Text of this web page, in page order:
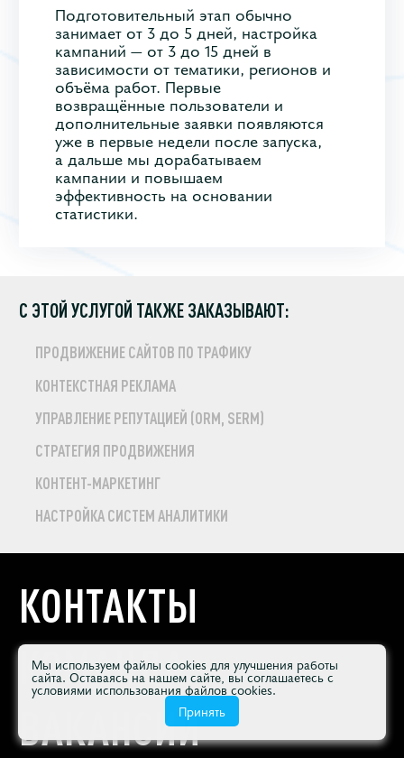
Подготовительный этап обычно
занимает от 3 до 5 дней, настройка
кампаний — от 3 до 15 дней в
зависимости от тематики, регионов и
объёма работ. Первые
возвращённые пользователи и
дополнительные заявки появляются
уже в первые недели после запуска,
а дальше мы дорабатываем
кампании и повышаем
эффективность на основании
статистики.
С ЭТОЙ УСЛУГОЙ ТАКЖЕ ЗАКАЗЫВАЮТ:
ПРОДВИЖЕНИЕ САЙТОВ ПО ТРАФИКУ
КОНТЕКСТНАЯ РЕКЛАМА
УПРАВЛЕНИЕ РЕПУТАЦИЕЙ (ORM, SERM)
СТРАТЕГИЯ ПРОДВИЖЕНИЯ
КОНТЕНТ-МАРКЕТИНГ
НАСТРОЙКА СИСТЕМ АНАЛИТИКИ
КОНТАКТЫ
КОМАНДА
ВАКАНСИИ
Мы используем файлы cookies для улучшения работы
сайта. Оставаясь на нашем сайте, вы соглашаетесь с
условиями использования файлов cookies.
Принять